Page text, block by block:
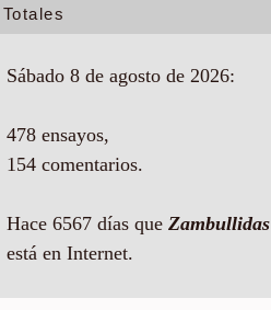
Totales
Sábado 8 de agosto de 2026:
478 ensayos,
154 comentarios.
Hace 6567 días que Zambullidas
está en Internet.